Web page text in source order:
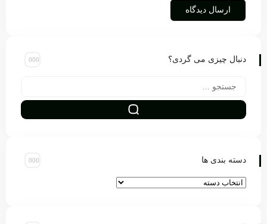
دنبال چیزی می گردی؟
دسته بندی ها